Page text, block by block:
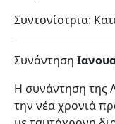
Συντονίστρια:
Συνάντηση
Η συνάντηση της
την νέα χρονιά